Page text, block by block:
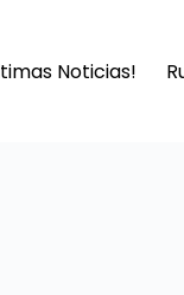
Noticias!